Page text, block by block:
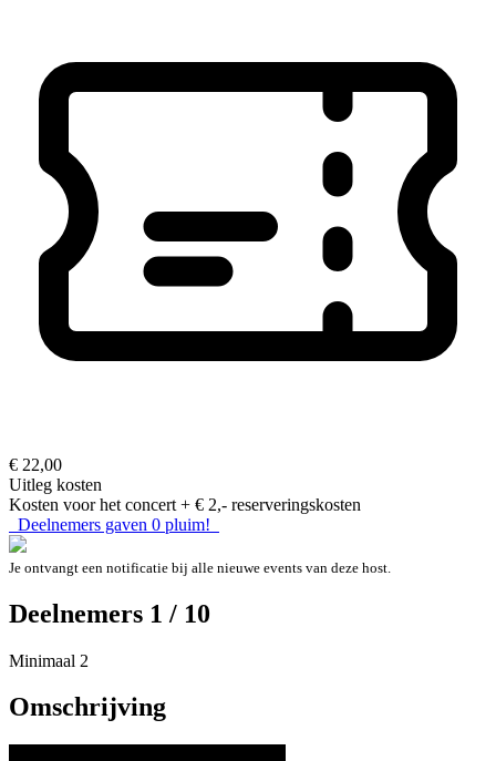
€ 22,00
Uitleg kosten
Kosten voor het concert + € 2,- reserveringskosten
Deelnemers gaven 0 pluim!
Je ontvangt een notificatie bij alle nieuwe events van deze host.
Deelnemers 1 / 10
Minimaal 2
Omschrijving